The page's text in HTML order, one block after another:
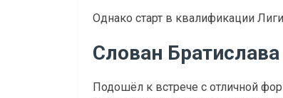
Однако старт в квалификации
Слован Братислава
Подошёл к встрече с отличной